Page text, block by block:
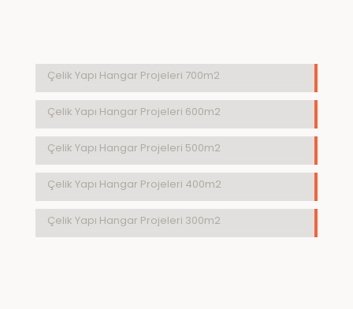
Çelik Yapı Hangar Projeleri 700m2
Çelik Yapı Hangar Projeleri 600m2
Çelik Yapı Hangar Projeleri 500m2
Çelik Yapı Hangar Projeleri 400m2
Çelik Yapı Hangar Projeleri 300m2